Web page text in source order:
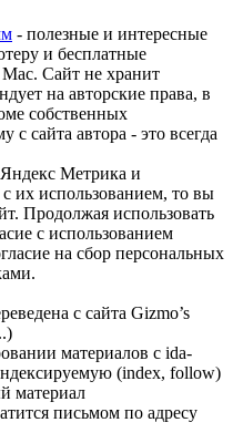
- полезные и интересные
и бесплатные
Сайт не хранит
на авторские права, в
собственных
с сайта автора - это всегда
Метрика и
их использованием, то вы
Продолжая использовать
с использованием
на сбор персональных
с сайта Gizmo’s
материалов с ida-
(index, follow)
материал
письмом по адресу